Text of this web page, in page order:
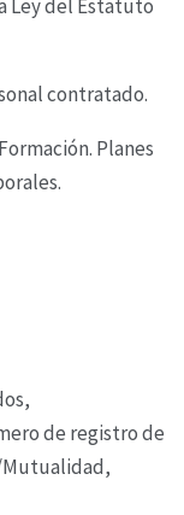
Ley del Estatuto
contratado.
Planes
de registrode
Mutualidad,